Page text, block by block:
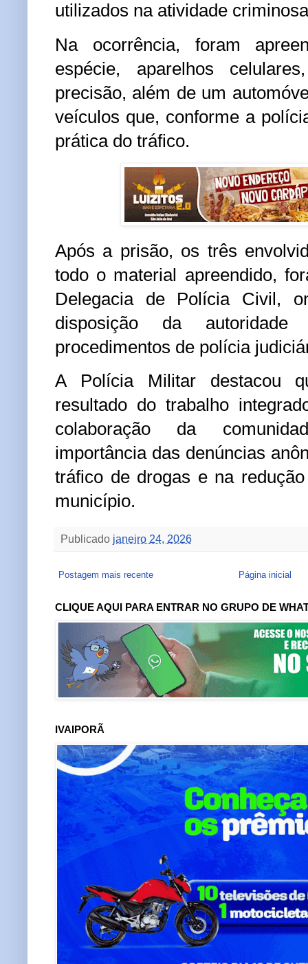
utilizados na atividade
Na ocorrência, foram
espécie, aparelhos celulares
precisão, além de um
veículos que, conforme a
prática do tráfico.
Após a prisão, os três
todo o material apreendido,
Delegacia de Polícia Civil ,
disposição da
procedimentos de polícia
A Polícia Militar destacou
resultado dotrabalho
colaboração da
importância das denúncias
tráfico de drogas e na
município.
Publicado janeiro 24, 2026
Postagem mais recente Página inicial
CLIQUE AQUI PARA ENTRAR NO GRUPO DE
IVAIPORÃ